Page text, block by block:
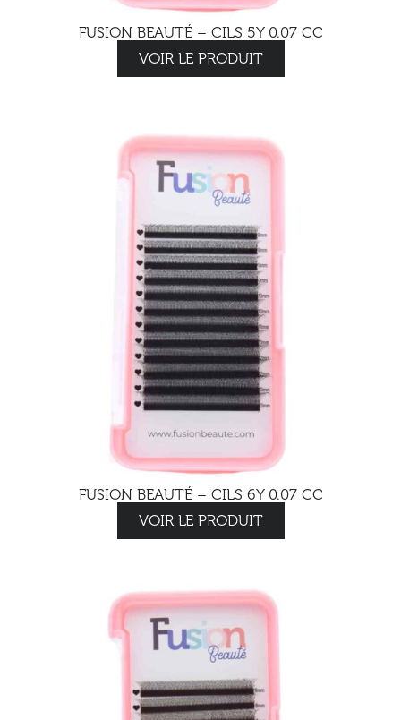
FUSION BEAUTÉ – CILS 5Y 0.07 CC
VOIR LE PRODUIT
FUSION BEAUTÉ – CILS 6Y 0.07 CC
VOIR LE PRODUIT